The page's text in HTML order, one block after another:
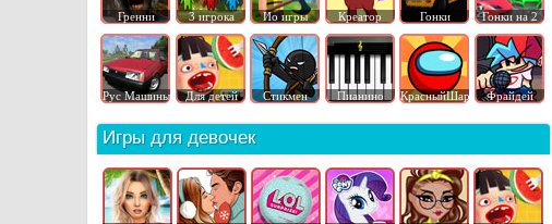
Гренни 3 игрока Ио игры Креатор Гонки Гонки на 2
Рус Машины Для детей Стикмен Пианино КрасныйШар Фрайдей
Игры для девочек